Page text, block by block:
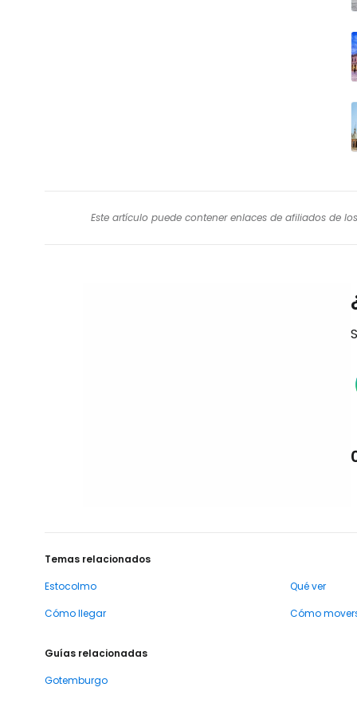
Este artículo puede contener enlaces de afiliados de
Temas relacionados
Estocolmo
Qué ver
Cómo llegar
Cómo
Guías relacionadas
Gotemburgo